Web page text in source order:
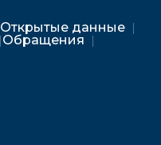
Открытые данные
Обращения